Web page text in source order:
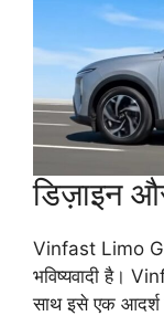
डिज़ाइन
Vinfast Limo
भविष्यवादी है।
साथ इसे एक आदर्श